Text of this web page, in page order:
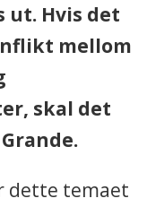
ut. Hvis det
mellom
skal det
dette temaet